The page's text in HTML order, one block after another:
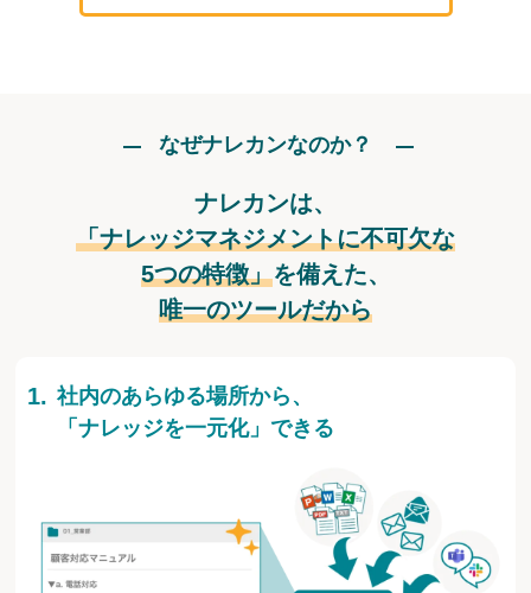
なぜナレカンなのか？
ナレカンは、
「ナレッジマネジメントに不可欠な
5つの特徴」を備えた、
唯一のツールだから
社内のあらゆる場所から、
「ナレッジを一元化」できる